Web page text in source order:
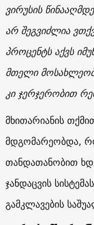
ვირუსის
არ შეგვიძლია
პროცენტს აქვს
მთელი
კი ჯერჯერობით
მხითარიანის
მდგომარეობდა,
თანდათანობით
ჯანდაცვის
გამკლავების